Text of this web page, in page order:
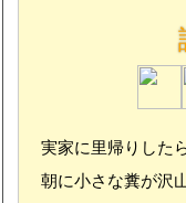
実家に里帰りした
朝に小さな糞が沢